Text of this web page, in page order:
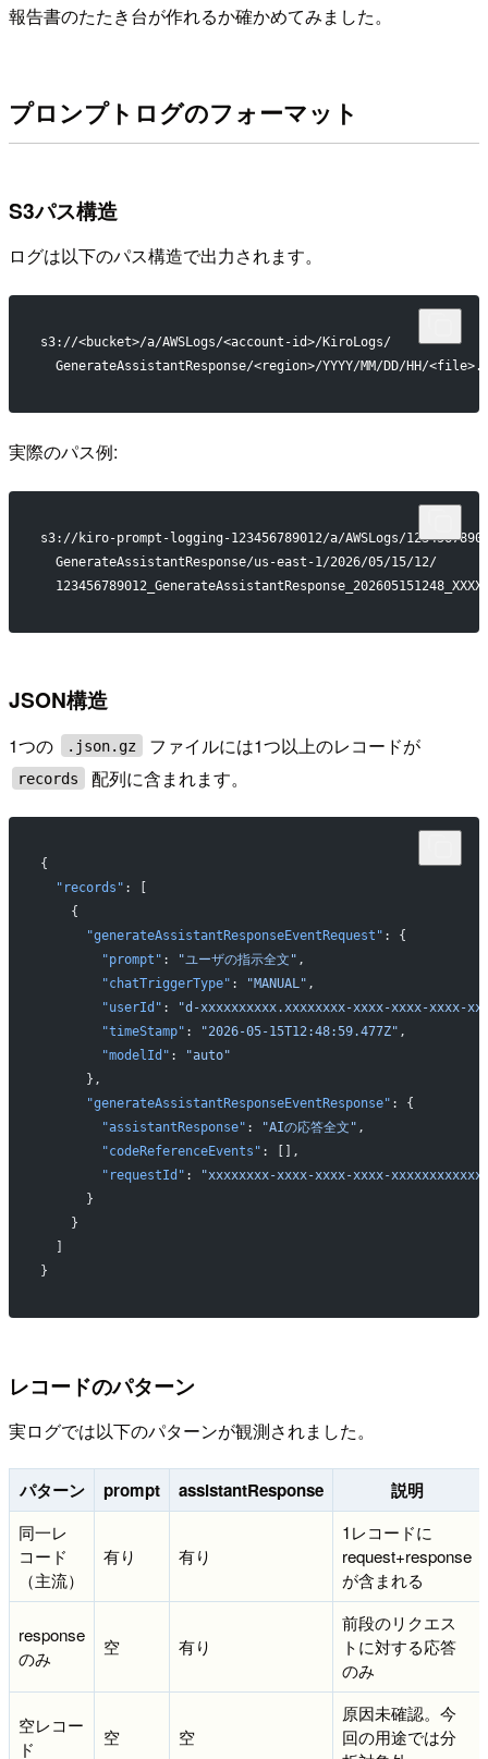
報告書のたたき台が作れるか確かめてみました。
プロンプトログのフォーマット
S3パス構造
ログは以下のパス構造で出力されます。
s3://<bucket>/a/AWSLogs/<account-id>/KiroLogs/
GenerateAssistantResponse/<region>/YYYY/MM/DD/HH/
実際のパス例:
s3://kiro-prompt-logging-123456789012/a/AWSLogs/
  GenerateAssistantResponse/us-east-1/2026/05/15/12/
JSON構造
1つの .json.gz ファイルには1つ以上のレコードが
records 配列に含まれます。
{
  "records"
: [
    {
      "generateAssistantResponseEventRequest"
: {
        "prompt"
: "ユーザの指示全文" ,
        "chatTriggerType"
: "MANUAL" ,
        "userId"
:
"d-xxxxxxxxxx.xxxxxxxx-xxxx-xxxx-xxxx-
        "timeStamp"
: "2026-05-15T12:48:59.477Z" ,
        "modelId"
:
"auto"
      },
      "generateAssistantResponseEventResponse"
: {
        "assistantResponse"
: "AIの応答全文" ,
        "codeReferenceEvents"
: [],
        "requestId"
:
"xxxxxxxx-xxxx-xxxx-xxxx-
      }
    }
}
レコードのパターン
実ログでは以下のパターンが観測されました。
パターン prompt assistantResponse 説明
同一レ
コード
（主流）
有り 有り
1レコードに
request+response
が含まれる
response
のみ
空 有り
前段のリクエス
トに対する応答
のみ
空レコー
ド
空 空
原因未確認。今
回の用途では分